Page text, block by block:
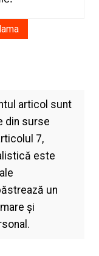
articol sunt
din surse
7,
este
un
şi